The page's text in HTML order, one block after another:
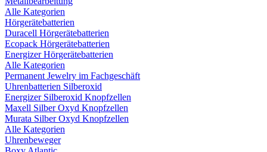
Alle Kategorien
Hörgerätebatterien
Duracell Hörgerätebatterien
Ecopack Hörgerätebatterien
Energizer Hörgerätebatterien
Alle Kategorien
Permanent Jewelry im Fachgeschäft
Uhrenbatterien Silberoxid
Energizer Silberoxid Knopfzellen
Maxell Silber Oxyd Knopfzellen
Murata Silber Oxyd Knopfzellen
Alle Kategorien
Uhrenbeweger